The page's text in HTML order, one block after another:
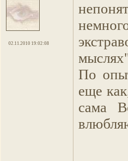
02.11.2010 19:02:08
По
еще
сама